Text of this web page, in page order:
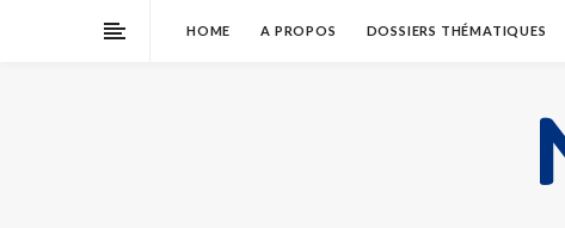
HOME A PROPOS DOSSIERS THÉMATIQUES